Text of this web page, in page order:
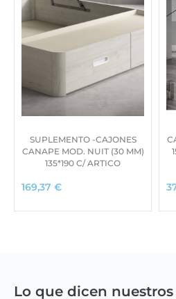
SUPLEMENTO -CAJONES
CANAPE MOD. NUIT (30 MM)
135*190 C/ ARTICO
169,37 €
Lo que dicen